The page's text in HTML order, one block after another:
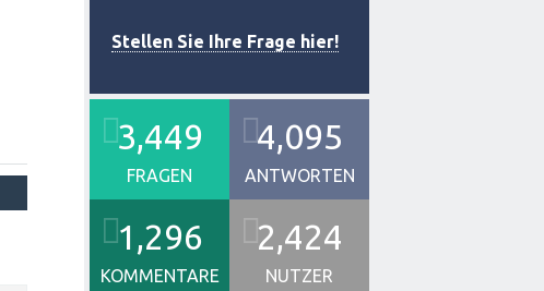
Stellen Sie Ihre Frage hier!
3,449
FRAGEN
4,095
ANTWORTEN
1,296
KOMMENTARE
2,424
NUTZER